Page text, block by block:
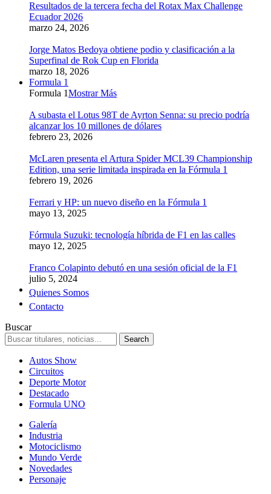
Resultados de la tercera fecha del Rotax Max Challenge
Ecuador 2026
marzo 24, 2026
Jorge Matos Bedoya obtiene podio y clasificación a la
Superfinal de Rok Cup en Florida
marzo 18, 2026
Formula 1
Formula 1Mostrar Más
A subasta el Lotus 98T de Ayrton Senna: su precio podría
alcanzar los 10 millones de dólares
febrero 23, 2026
McLaren presenta el Artura Spider MCL39 Championship
Edition, una serie limitada inspirada en la Fórmula 1
febrero 19, 2026
Ferrari y HP: un nuevo diseño en la Fórmula 1
mayo 13, 2025
Fórmula Suzuki: tecnología híbrida de F1 en las calles
mayo 12, 2025
Franco Colapinto debutó en una sesión oficial de la F1
julio 5, 2024
Quienes Somos
Contacto
Buscar
Autos Show
Circuitos
Deporte Motor
Destacado
Formula UNO
Galería
Industria
Motociclismo
Mundo Verde
Novedades
Personaje